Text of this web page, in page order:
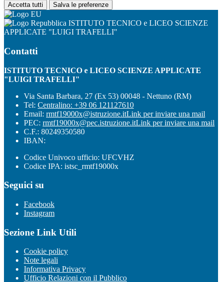
Accetta tutti Salva le preferenze
ISTITUTO TECNICO e LICEO SCIENZE
APPLICATE "LUIGI TRAFELLI"
Contatti
ISTITUTO TECNICO e LICEO SCIENZE APPLICATE
"LUIGI TRAFELLI"
Via Santa Barbara, 27 (Ex 53) 00048 - Nettuno (RM)
Tel: Centralino: +39 06 121127610
Email: rmtf19000x@istruzione.itLink per inviare una mail
PEC: rmtf19000x@pec.istruzione.itLink per inviare una mail
C.F.: 80249350580
IBAN:
Codice Univoco ufficio: UFCVHZ
Codice IPA: istsc_rmtf19000x
Seguici su
Facebook
Instagram
Sezione Link Utili
Cookie policy
Note legali
Informativa Privacy
Ufficio Relazioni con il Pubblico